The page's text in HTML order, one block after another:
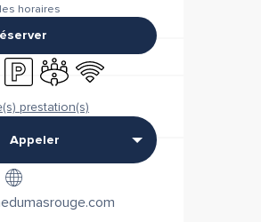
horaires
ParkingSalle de réunion
WiFi
prestation(s)
Appeler